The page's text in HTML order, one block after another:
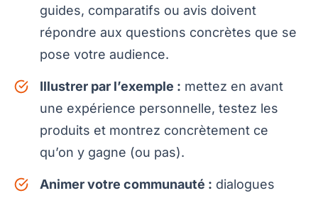
guides, comparatifs ou avis doivent
répondre aux questions concrètes que se
pose votre audience.
Illustrer par l’exemple : mettez en avant
une expérience personnelle, testez les
produits et montrez concrètement ce
qu’on y gagne (ou pas).
Animer votre communauté : dialogues